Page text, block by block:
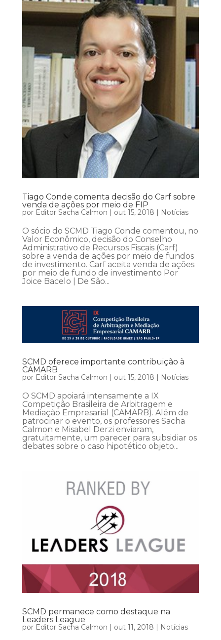
Tiago Conde comenta decisão do Carf sobre
venda de ações por meio de FIP
por Editor Sacha Calmon | out 15, 2018 | Notícias
O sócio do SCMD Tiago Conde comentou, no
Valor Econômico, decisão do Conselho
Administrativo de Recursos Fiscais (Carf)
sobre a venda de ações por meio de fundos
de investimento. Carf aceita venda de ações
por meio de fundo de investimento Por
Joice Bacelo | De São...
SCMD oferece importante contribuição à
CAMARB
por Editor Sacha Calmon out 15, 2018 Notícias
O SCMD apoiará intensamente a IX
Competição Brasileira de Arbitragem e
Mediação Empresarial (CAMARB). Além de
patrocinar o evento, os professores Sacha
Calmon e Misabel Derzi enviaram,
gratuitamente, um parecer para subsidiar os
debates sobre o caso hipotético objeto...
SCMD permanece como destaque na
Leaders League
por Editor Sacha Calmon | out 11, 2018 | Notícias